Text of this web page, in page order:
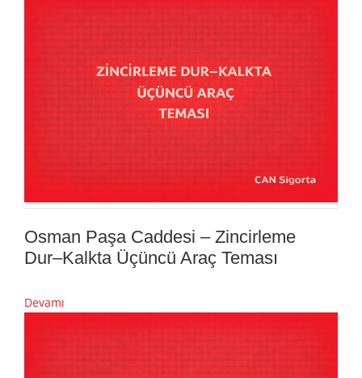
Osman Paşa Caddesi – Zincirleme
Dur–Kalkta Üçüncü Araç Teması
Devamı